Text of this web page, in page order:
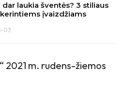
dar laukia šventės? 3 stiliaus
įvaizdžiams
03
2021 m. rudens-žiemos